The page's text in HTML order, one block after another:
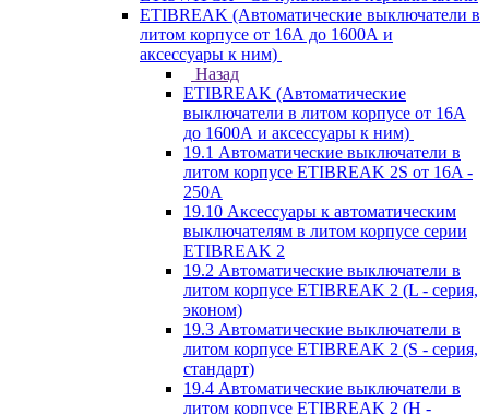
ETIBREAK (Автоматические выключатели в
литом корпусе от 16А до 1600А и
аксессуары к ним)
Назад
ETIBREAK (Автоматические
выключатели в литом корпусе от 16А
до 1600А и аксессуары к ним)
19.1 Автоматические выключатели в
литом корпусе ETIBREAK 2S от 16A -
250A
19.10 Аксессуары к автоматическим
выключателям в литом корпусе серии
ETIBREAK 2
19.2 Автоматические выключатели в
литом корпусе ETIBREAK 2 (L - серия,
эконом)
19.3 Автоматические выключатели в
литом корпусе ETIBREAK 2 (S - серия,
стандарт)
19.4 Автоматические выключатели в
литом корпусе ETIBREAK 2 (H -